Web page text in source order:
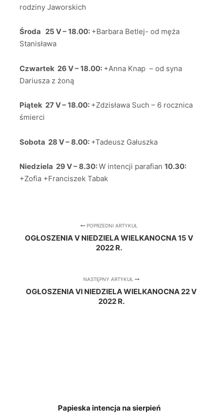
rodziny Jaworskich
Środa 25 V – 18.00: +Barbara Betlej- od męża
Stanisława
Czwartek 26 V – 18.00: +Anna Knap – od syna
Dariusza z żoną
Piątek 27 V – 18.00: +Zdzisława Such – 6 rocznica
śmierci
Sobota 28 V – 8.00: +Tadeusz Gałuszka
Niedziela 29 V – 8.30:W intencji parafian 10.30:
+Zofia +Franciszek Tabak
POPRZEDNI ARTYKUŁ
OGŁOSZENIA V NIEDZIELA WIELKANOCNA 15 V
2022 R.
NASTĘPNY ARTYKUŁ
OGŁOSZENIA VI NIEDZIELA WIELKANOCNA 22 V
2022 R.
Papieska intencja na sierpień